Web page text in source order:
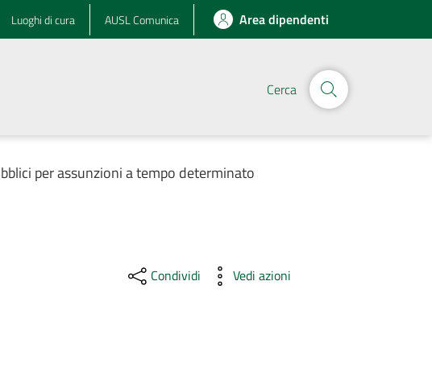
Luoghi di cura AUSL Comunica Area dipendenti
Cerca
per assunzioni a tempo determinato
Condividi Vedi azioni